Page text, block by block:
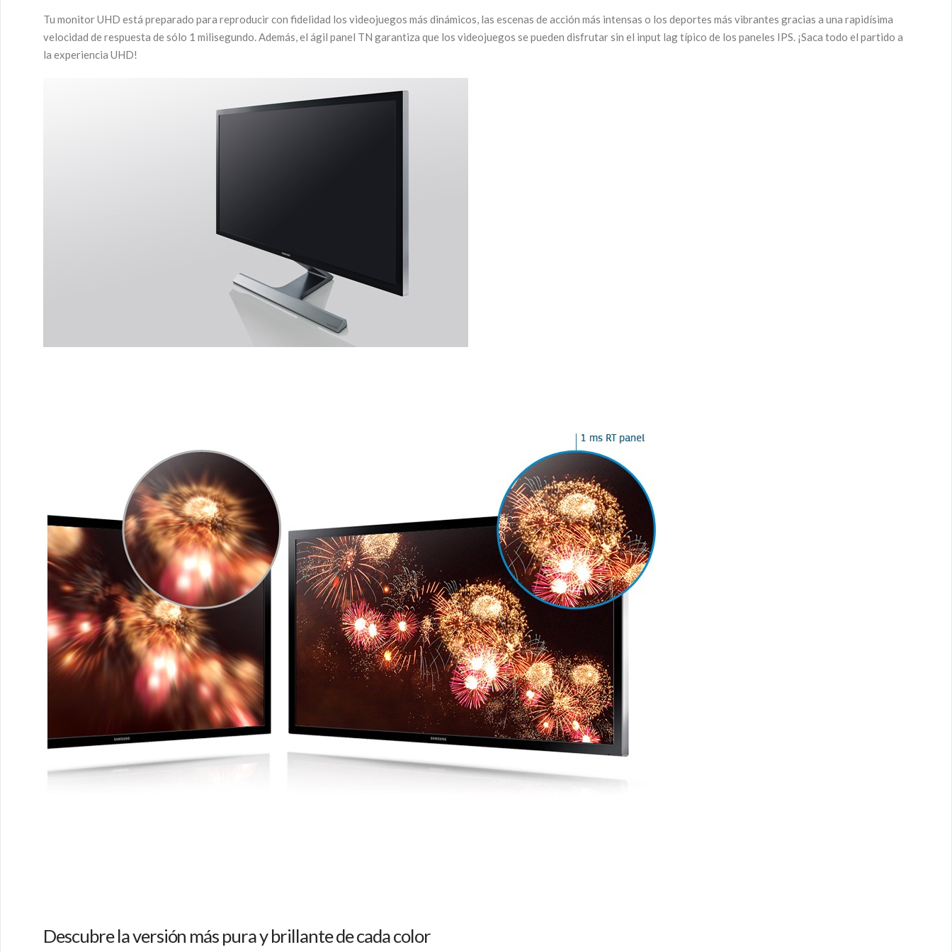
Tu monitor UHD está preparado para reproducir con fidelidad los videojuegos más dinámicos, las escenas de acción más intensas o los deportes más vibrantes gracias a una rapidísima
velocidad de respuesta de sólo 1 milisegundo. Además, el ágil panel TN garantiza que los videojuegos se pueden disfrutar sin el input lag típico de los paneles IPS. ¡Saca todo el partido a
la experiencia UHD!
Descubre la versión más pura y brillante de cada color